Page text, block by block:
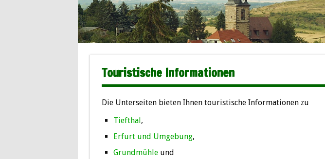
Touristische Informationen
Die Unterseiten bieten Ihnen touristische Informationen zu
Tiefthal ,
Erfurt und Umgebung,
Grundmühle und